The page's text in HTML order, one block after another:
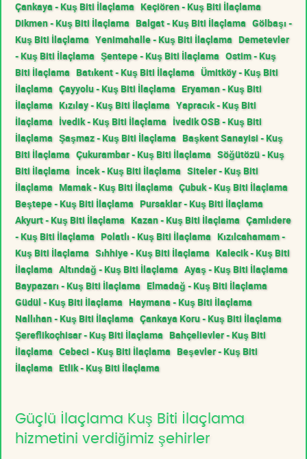
Çankaya - Kuş Biti İlaçlama Keçiören - Kuş Biti İlaçlama
Dikmen - Kuş Biti İlaçlama Balgat - Kuş Biti İlaçlama Gölbaşı -
Kuş Biti İlaçlama Yenimahalle - Kuş Biti İlaçlama Demetevler
- Kuş Biti İlaçlama Şentepe - Kuş Biti İlaçlama Ostim - Kuş
Biti İlaçlama Batıkent - Kuş Biti İlaçlama Ümitköy - Kuş Biti
İlaçlama Çayyolu - Kuş Biti İlaçlama Eryaman - Kuş Biti
İlaçlama Kızılay - Kuş Biti İlaçlama Yapracık - Kuş Biti
İlaçlama İvedik - Kuş Biti İlaçlama İvedik OSB - Kuş Biti
İlaçlama Şaşmaz - Kuş Biti İlaçlama Başkent Sanayisi - Kuş
Biti İlaçlama Çukurambar - Kuş Biti İlaçlama Söğütözü - Kuş
Biti İlaçlama İncek - Kuş Biti İlaçlama Siteler - Kuş Biti
İlaçlama Mamak - Kuş Biti İlaçlama Çubuk - Kuş Biti İlaçlama
Beştepe - Kuş Biti İlaçlama Pursaklar - Kuş Biti İlaçlama
Akyurt - Kuş Biti İlaçlama Kazan - Kuş Biti İlaçlama Çamlıdere
- Kuş Biti İlaçlama Polatlı - Kuş Biti İlaçlama Kızılcahamam -
Kuş Biti İlaçlama Sıhhiye - Kuş Biti İlaçlama Kalecik - Kuş Biti
İlaçlama Altındağ - Kuş Biti İlaçlama Ayaş - Kuş Biti İlaçlama
Baypazarı - Kuş Biti İlaçlama Elmadağ - Kuş Biti İlaçlama
Güdül - Kuş Biti İlaçlama Haymana - Kuş Biti İlaçlama
Nallıhan - Kuş Biti İlaçlama Çankaya Koru - Kuş Biti İlaçlama
Şereflikoçhisar - Kuş Biti İlaçlama Bahçelievler - Kuş Biti
İlaçlama Cebeci - Kuş Biti İlaçlama Beşevler - Kuş Biti
İlaçlama Etlik - Kuş Biti İlaçlama
Güçlü İlaçlama Kuş Biti İlaçlama
hizmetini verdiğimiz şehirler